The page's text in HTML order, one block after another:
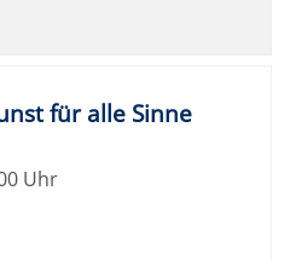
für alle Sinne
Uhr